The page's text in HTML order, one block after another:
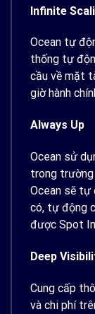
Infinite
Ocean tự
thống tự
cầu về mặt
giờ hành
Always Up
Ocean sử
trong
Ocean sẽ tự
có, tự động
được Spot
Deep
Cung cấp
và chi phí